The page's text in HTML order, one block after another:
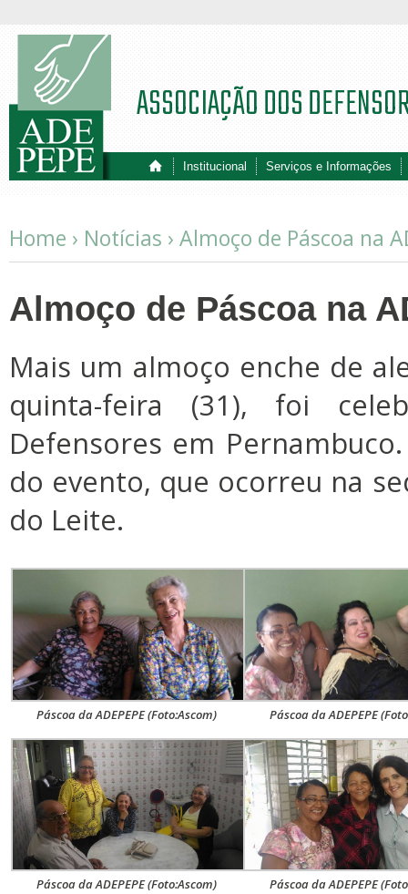
Institucional Serviços e Informações
ASSOCIAÇÃO DOS
Home › Notícias › Almoço de Páscoa na
Almoço de Páscoa na
Mais um almoço enche de
quinta-feira (31), foi
Defensores em
do evento, que ocorreu na
do Leite.
Páscoa da ADEPEPE (Foto:Ascom) Páscoa da ADEPEPE
Páscoa da ADEPEPE (Foto:Ascom) Páscoa da ADEPEPE